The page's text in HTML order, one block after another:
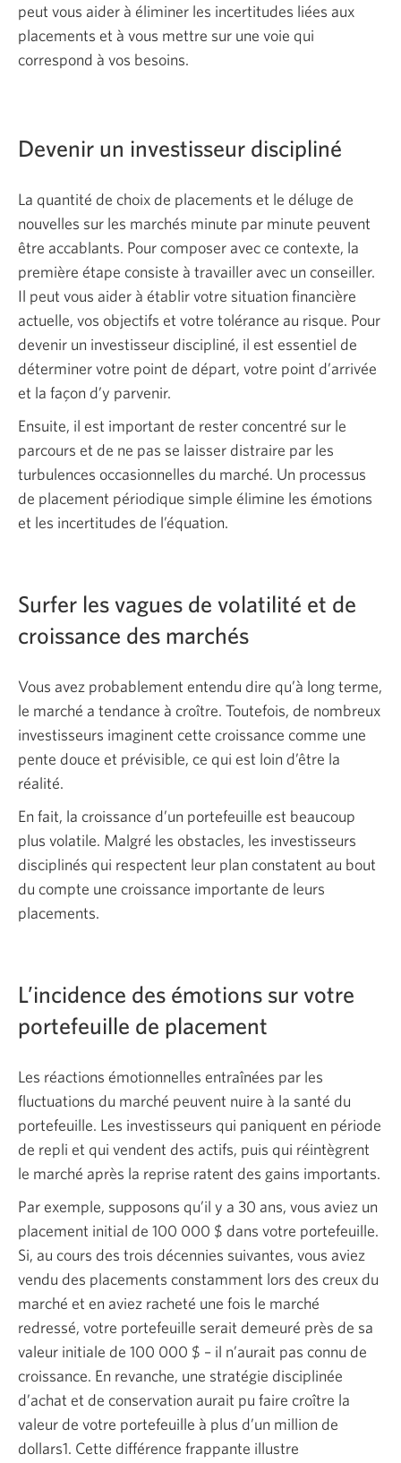
peut vous aider à éliminer les incertitudes liées aux
placements et à vous mettre sur une voie qui
correspond à vos besoins.
Devenir un investisseur discipliné
La quantité de choix de placements et le déluge de
nouvelles sur les marchés minute par minute peuvent
être accablants. Pour composer avec ce contexte, la
première étape consiste à travailler avec un conseiller.
Il peut vous aider à établir votre situation financière
actuelle, vos objectifs et votre tolérance au risque. Pour
devenir un investisseur discipliné, il est essentiel de
déterminer votre point de départ, votre point d’arrivée
et la façon d’y parvenir.
Ensuite, il est important de rester concentré sur le
parcours et de ne pas se laisser distraire par les
turbulences occasionnelles du marché. Un processus
de placement périodique simple élimine les émotions
et les incertitudes de l’équation.
Surfer les vagues de volatilité et de
croissance des marchés
Vous avez probablement entendu dire qu’à long terme,
le marché a tendance à croître. Toutefois, de nombreux
investisseurs imaginent cette croissance comme une
pente douce et prévisible, ce qui est loin d’être la
réalité.
En fait, la croissance d’un portefeuille est beaucoup
plus volatile. Malgré les obstacles, les investisseurs
disciplinés qui respectent leur plan constatent au bout
du compte une croissance importante de leurs
placements.
L’incidence des émotions sur votre
portefeuille de placement
Les réactions émotionnelles entraînées par les
fluctuations du marché peuvent nuire à la santé du
portefeuille. Les investisseurs qui paniquent en période
de repli et qui vendent des actifs, puis qui réintègrent
le marché après la reprise ratent des gains importants.
Par exemple, supposons qu’il y a 30 ans, vous aviez un
placement initial de 100 000 $ dans votre portefeuille.
Si, au cours des trois décennies suivantes, vous aviez
vendu des placements constamment lors des creux du
marché et en aviez racheté une fois le marché
redressé, votre portefeuille serait demeuré près de sa
valeur initiale de 100 000 $ – il n’aurait pas connu de
croissance. En revanche, une stratégie disciplinée
d’achat et de conservation aurait pu faire croître la
valeur de votre portefeuille à plus d’un million de
dollars1. Cette différence frappante illustre